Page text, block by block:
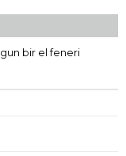
bir el feneri